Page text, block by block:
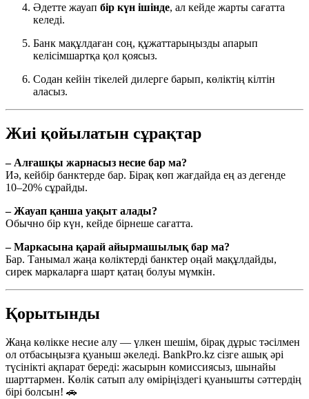
Әдетте жауап бір күн ішінде, ал кейде жарты сағатта
келеді.
Банк мақұлдаған соң, құжаттарыңызды апарып
келісімшартқа қол қоясыз.
Содан кейін тікелей дилерге барып, көліктің кілтін
аласыз.
Жиі қойылатын сұрақтар
– Алғашқы жарнасыз несие бар ма?
Иә, кейбір банктерде бар. Бірақ көп жағдайда ең аз дегенде
10–20% сұрайды.
– Жауап қанша уақыт алады?
Обычно бір күн, кейде бірнеше сағатта.
– Маркасына қарай айырмашылық бар ма?
Бар. Танымал жаңа көліктерді банктер оңай мақұлдайды,
сирек маркаларға шарт қатаң болуы мүмкін.
Қорытынды
Жаңа көлікке несие алу — үлкен шешім, бірақ дұрыс тәсілмен
ол отбасыңызға қуаныш әкеледі. BankPro.kz сізге ашық әрі
түсінікті ақпарат береді: жасырын комиссиясыз, шынайы
шарттармен. Көлік сатып алу өміріңіздегі қуанышты сәттердің
бірі болсын! 🚗